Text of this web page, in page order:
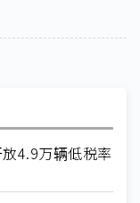
4.9万辆低税率